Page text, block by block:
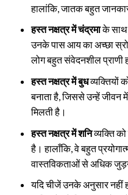
हालांकि, जातक बहुत
हस्त नक्षत्र में चंद्रमाके साथ,
उनके पास आय का अच्छा
लोग बहुत संवेदनशील प्राणी
हस्त नक्षत्र में बुधव्यक्तियों
बनाता है, जिससे उन्हें
मिलती है।
हस्त नक्षत्र में शनिव्यक्ति
है। हालाँकि, वे बहुत
वास्तविकताओं से अधिक
यदि चीजें उनके अनुसार नहीं